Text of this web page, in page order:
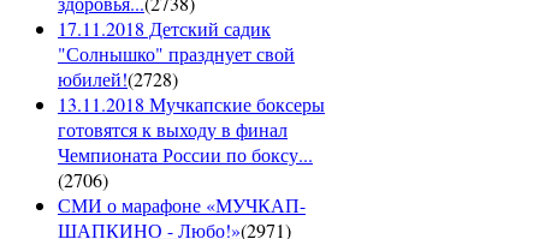
17.11.2018 Детский садик
"Солнышко" празднует свой
юбилей!(2728)
13.11.2018 Мучкапские боксеры
готовятся к выходу в финал
Чемпионата России по боксу...
(2706)
СМИ о марафоне «МУЧКАП-
ШАПКИНО - Любо!»(2971)